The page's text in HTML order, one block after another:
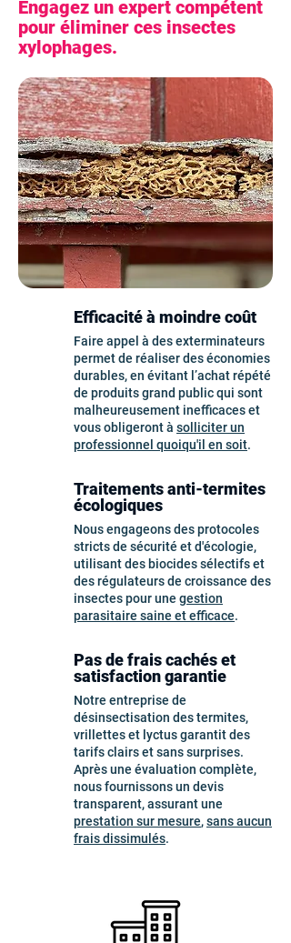
Engagez un expert compétent
pour éliminer ces insectes
xylophages.
Efficacité à moindre coût
Faire appel à des exterminateurs
permet de réaliser des économies
durables, en évitant l’achat répété
de produits grand public qui sont
malheureusement inefficaces et
vous obligeront à solliciter un
professionnel quoiqu'il en soit.
Traitements anti-termites
écologiques
Nous engageons des protocoles
stricts de sécurité et d'écologie,
utilisant des biocides sélectifs et
des régulateurs de croissance des
insectes pour une gestion
parasitaire saine et efficace.
Pas de frais cachés et
satisfaction garantie
Notre entreprise de
désinsectisation des termites,
vrillettes et lyctus garantit des
tarifs clairs et sans surprises.
Après une évaluation complète,
nous fournissons un devis
transparent, assurant une
prestation sur mesure,sans aucun
frais dissimulés.